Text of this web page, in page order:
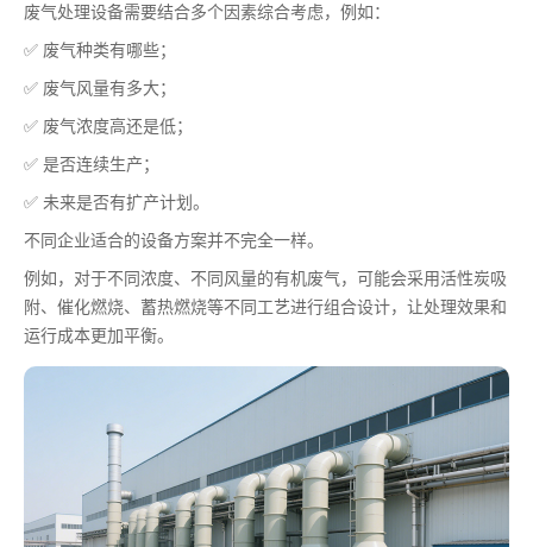
废气处理设备需要结合多个因素综合考虑，例如：
✅ 废气种类有哪些；
✅ 废气风量有多大；
✅ 废气浓度高还是低；
✅ 是否连续生产；
✅ 未来是否有扩产计划。
不同企业适合的设备方案并不完全一样。
例如，对于不同浓度、不同风量的有机废气，可能会采用活性炭吸
附、催化燃烧、蓄热燃烧等不同工艺进行组合设计，让处理效果和
运行成本更加平衡。